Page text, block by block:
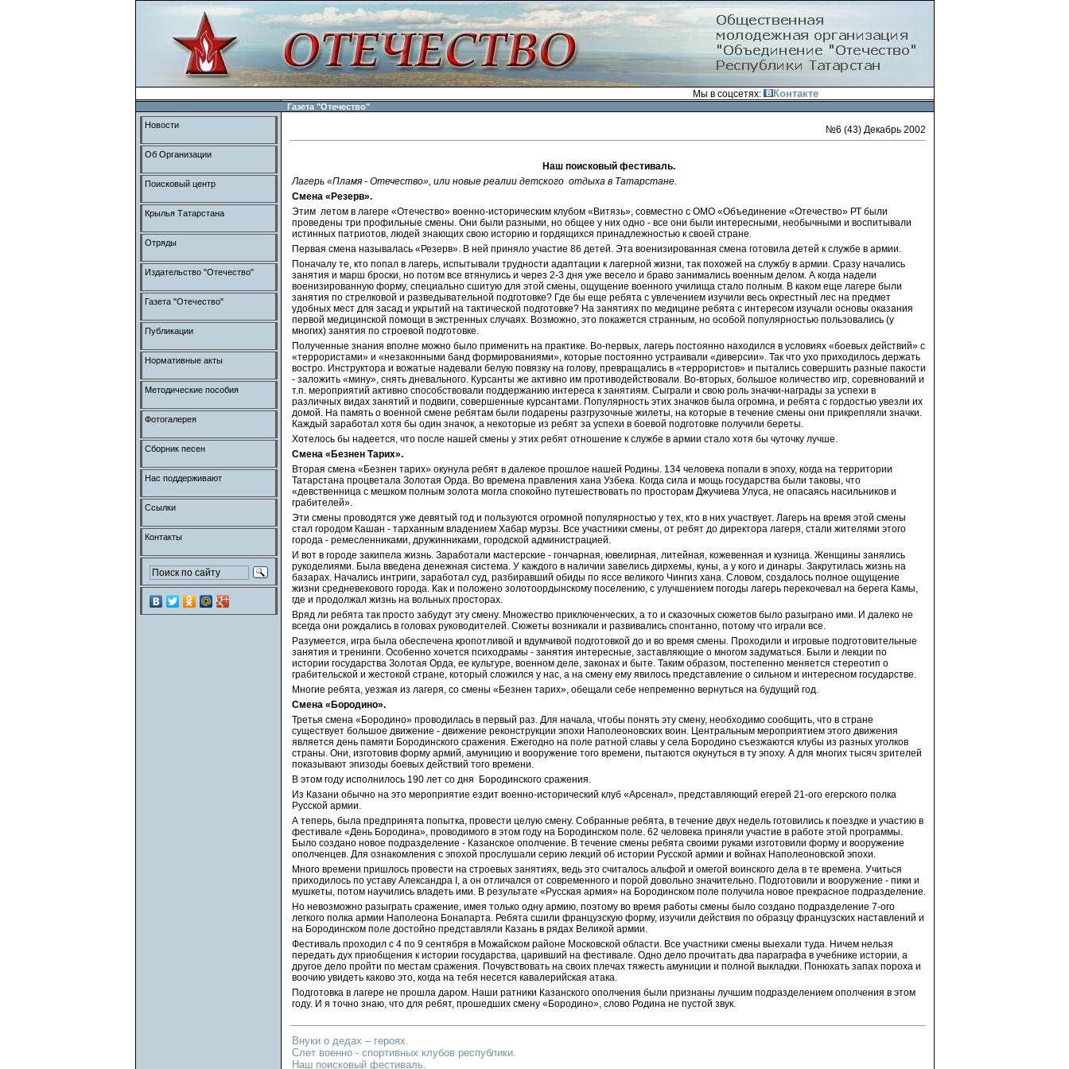
Мы в соцсетях: Контакте
Газета "Отечество"
№6 (43) Декабрь 2002
Наш поисковый фестиваль.
Лагерь «Пламя - Отечество», или новые реалии детского отдыха в Татарстане.
Смена «Резерв».
Этим летом в лагере «Отечество» военно-историческим клубом «Витязь», совместно с ОМО «Объединение «Отечество» РТ были
проведены три профильные смены. Они были разными, но общее у них одно - все они были интересными, необычными и воспитывали
истинных патриотов, людей знающих свою историю и гордящихся принадлежностью к своей стране.
Первая смена называлась «Резерв». В ней приняло участие 86 детей. Эта военизированная смена готовила детей к службе в армии.
Поначалу те, кто попал в лагерь, испытывали трудности адаптации к лагерной жизни, так похожей на службу в армии. Сразу начались
занятия и марш броски, но потом все втянулись и через 2-3 дня уже весело и браво занимались военным делом. А когда надели
военизированную форму, специально сшитую для этой смены, ощущение военного училища стало полным. В каком еще лагере были
занятия по стрелковой и разведывательной подготовке? Где бы еще ребята с увлечением изучили весь окрестный лес на предмет
удобных мест для засад и укрытий на тактической подготовке? На занятиях по медицине ребята с интересом изучали основы оказания
первой медицинской помощи в экстренных случаях. Возможно, это покажется странным, но особой популярностью пользовались (у
многих) занятия по строевой подготовке.
Полученные знания вполне можно было применить на практике. Во-первых, лагерь постоянно находился в условиях «боевых действий» с
«террористами» и «незаконными банд формированиями», которые постоянно устраивали «диверсии». Так что ухо приходилось держать
востро. Инструктора и вожатые надевали белую повязку на голову, превращались в «террористов» и пытались совершить разные пакости
- заложить «мину», снять дневального. Курсанты же активно им противодействовали. Во-вторых, большое количество игр, соревнований и
т.п. мероприятий активно способствовали поддержанию интереса к занятиям. Сыграли и свою роль значки-награды за успехи в
различных видах занятий и подвиги, совершенные курсантами. Популярность этих значков была огромна, и ребята с гордостью увезли их
домой. На память о военной смене ребятам были подарены разгрузочные жилеты, на которые в течение смены они прикрепляли значки.
Каждый заработал хотя бы один значок, а некоторые из ребят за успехи в боевой подготовке получили береты.
Хотелось бы надеется, что после нашей смены у этих ребят отношение к службе в армии стало хотя бы чуточку лучше.
Смена «Безнен Тарих».
Вторая смена «Безнен тарих» окунула ребят в далекое прошлое нашей Родины. 134 человека попали в эпоху, когда на территории
Татарстана процветала Золотая Орда. Во времена правления хана Узбека. Когда сила и мощь государства были таковы, что
«девственница с мешком полным золота могла спокойно путешествовать по просторам Джучиева Улуса, не опасаясь насильников и
грабителей».
Эти смены проводятся уже девятый год и пользуются огромной популярностью у тех, кто в них участвует. Лагерь на время этой смены
стал городом Кашан - тарханным владением Хабар мурзы. Все участники смены, от ребят до директора лагеря, стали жителями этого
города - ремесленниками, дружинниками, городской администрацией.
И вот в городе закипела жизнь. Заработали мастерские - гончарная, ювелирная, литейная, кожевенная и кузница. Женщины занялись
рукоделиями. Была введена денежная система. У каждого в наличии завелись дирхемы, куны, а у кого и динары. Закрутилась жизнь на
базарах. Начались интриги, заработал суд, разбиравший обиды по яссе великого Чингиз хана. Словом, создалось полное ощущение
жизни средневекового города. Как и положено золотоордынскому поселению, с улучшением погоды лагерь перекочевал на берега Камы,
где и продолжал жизнь на вольных просторах.
Вряд ли ребята так просто забудут эту смену. Множество приключенческих, а то и сказочных сюжетов было разыграно ими. И далеко не
всегда они рождались в головах руководителей. Сюжеты возникали и развивались спонтанно, потому что играли все.
Разумеется, игра была обеспечена кропотливой и вдумчивой подготовкой до и во время смены. Проходили и игровые подготовительные
занятия и тренинги. Особенно хочется психодрамы - занятия интересные, заставляющие о многом задуматься. Были и лекции по
истории государства Золотая Орда, ее культуре, военном деле, законах и быте. Таким образом, постепенно меняется стереотип о
грабительской и жестокой стране, который сложился у нас, а на смену ему явилось представление о сильном и интересном государстве.
Многие ребята, уезжая из лагеря, со смены «Безнен тарих», обещали себе непременно вернуться на будущий год.
Смена «Бородино».
Третья смена «Бородино» проводилась в первый раз. Для начала, чтобы понять эту смену, необходимо сообщить, что в стране
существует большое движение - движение реконструкции эпохи Наполеоновских воин. Центральным мероприятием этого движения
является день памяти Бородинского сражения. Ежегодно на поле ратной славы у села Бородино съезжаются клубы из разных уголков
страны. Они, изготовив форму армий, амуницию и вооружение того времени, пытаются окунуться в ту эпоху. А для многих тысяч зрителей
показывают эпизоды боевых действий того времени.
В этом году исполнилось 190 лет со дня Бородинского сражения.
Из Казани обычно на это мероприятие ездит военно-исторический клуб «Арсенал», представляющий егерей 21-ого егерского полка
Русской армии.
А теперь, была предпринята попытка, провести целую смену. Собранные ребята, в течение двух недель готовились к поездке и участию в
фестивале «День Бородина», проводимого в этом году на Бородинском поле. 62 человека приняли участие в работе этой программы.
Было создано новое подразделение - Казанское ополчение. В течение смены ребята своими руками изготовили форму и вооружение
ополченцев. Для ознакомления с эпохой прослушали серию лекций об истории Русской армии и войнах Наполеоновской эпохи.
Много времени пришлось провести на строевых занятиях, ведь это считалось альфой и омегой воинского дела в те времена. Учиться
приходилось по уставу Александра I, а он отличался от современного и порой довольно значительно. Подготовили и вооружение - пики и
мушкеты, потом научились владеть ими. В результате «Русская армия» на Бородинском поле получила новое прекрасное подразделение.
Но невозможно разыграть сражение, имея только одну армию, поэтому во время работы смены было создано подразделение 7-ого
легкого полка армии Наполеона Бонапарта. Ребята сшили французскую форму, изучили действия по образцу французских наставлений и
на Бородинском поле достойно представляли Казань в рядах Великой армии.
Фестиваль проходил с 4 по 9 сентября в Можайском районе Московской области. Все участники смены выехали туда. Ничем нельзя
передать дух приобщения к истории государства, царивший на фестивале. Одно дело прочитать два параграфа в учебнике истории, а
другое дело пройти по местам сражения. Почувствовать на своих плечах тяжесть амуниции и полной выкладки. Понюхать запах пороха и
воочию увидеть каково это, когда на тебя несется кавалерийская атака.
Подготовка в лагере не прошла даром. Наши ратники Казанского ополчения были признаны лучшим подразделением ополчения в этом
году. И я точно знаю, что для ребят, прошедших смену «Бородино», слово Родина не пустой звук.
Внуки о дедах – героях.
Слет военно - спортивных клубов республики.
Наш поисковый фестиваль.
Новости
Об Организации
Поисковый центр
Крылья Татарстана
Отряды
Издательство "Отечество"
Газета "Отечество"
Публикации
Нормативные акты
Методические пособия
Фотогалерея
Сборник песен
Нас поддерживают
Ссылки
Контакты